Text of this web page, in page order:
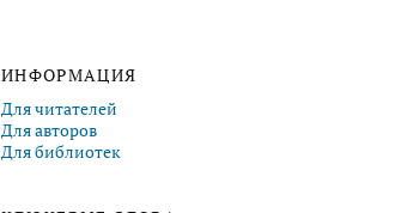
ИНФОРМАЦИЯ
Для читателей
Для авторов
Для библиотек